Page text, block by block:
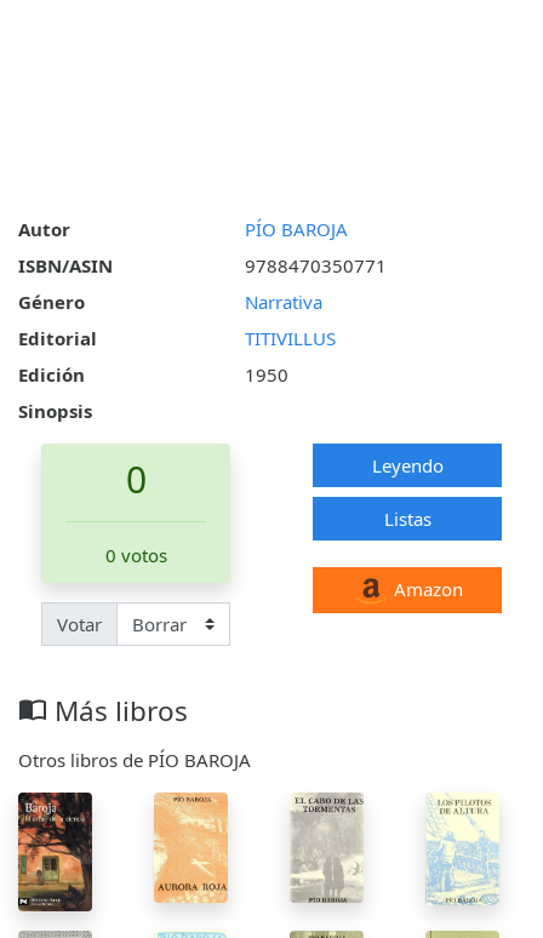
Autor
PÍO BAROJA
ISBN/ASIN
9788470350771
Género
Narrativa
Editorial
TITIVILLUS
Edición
1950
Sinopsis
0
0 votos
Votar
Leyendo
Listas
Amazon
import_contacts Más libros
Otros libros de PÍO BAROJA